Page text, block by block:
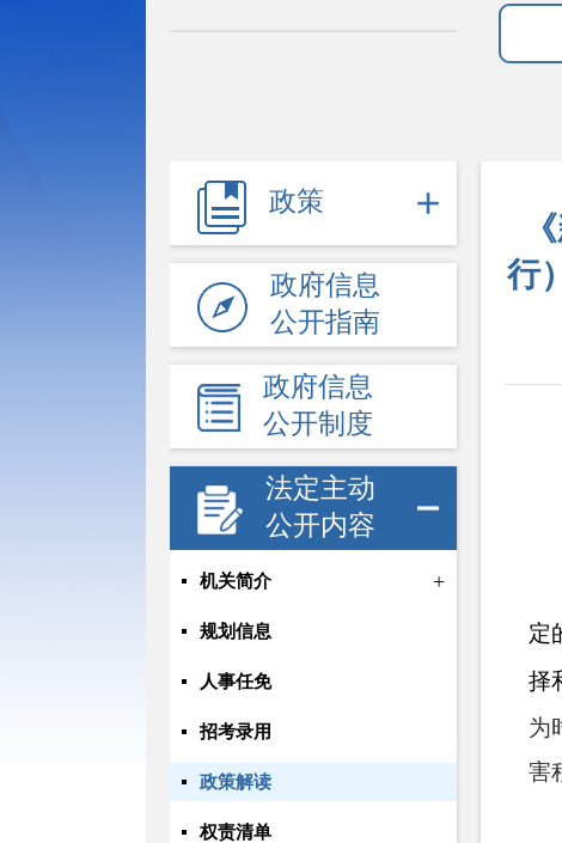
政策
政府信息
公开指南
政府信息
公开制度
法定主动
公开内容
机关简介 +
规划信息
人事任免
招考录用
政策解读
权责清单
行
定
择
为
害